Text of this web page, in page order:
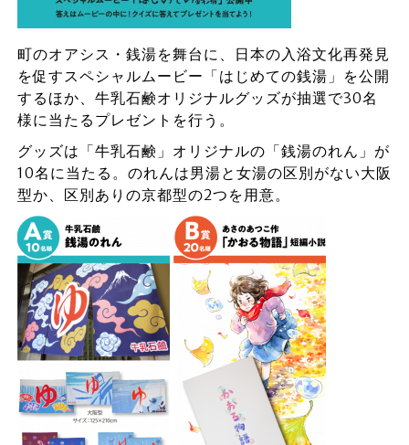
町のオアシス・銭湯を舞台に、日本の入浴文化再発見
を促すスペシャルムービー「はじめての銭湯」を公開
するほか、牛乳石鹸オリジナルグッズが抽選で30名
様に当たるプレゼントを行う。
グッズは「牛乳石鹸」オリジナルの「銭湯のれん」が
10名に当たる。のれんは男湯と女湯の区別がない大阪
型か、区別ありの京都型の2つを用意。